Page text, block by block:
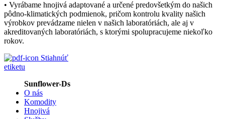
• Vyrábame hnojivá adaptované a určené predovšetkým do našich
pôdno-klimatických podmienok, pričom kontrolu kvality našich
výrobkov prevádzame nielen v našich laboratóriách, ale aj v
akreditovaných laboratóriách, s ktorými spolupracujeme niekoľko
rokov.
Stiahnúť
etiketu
Sunflower-Ds
O nás
Komodity
Hnojivá